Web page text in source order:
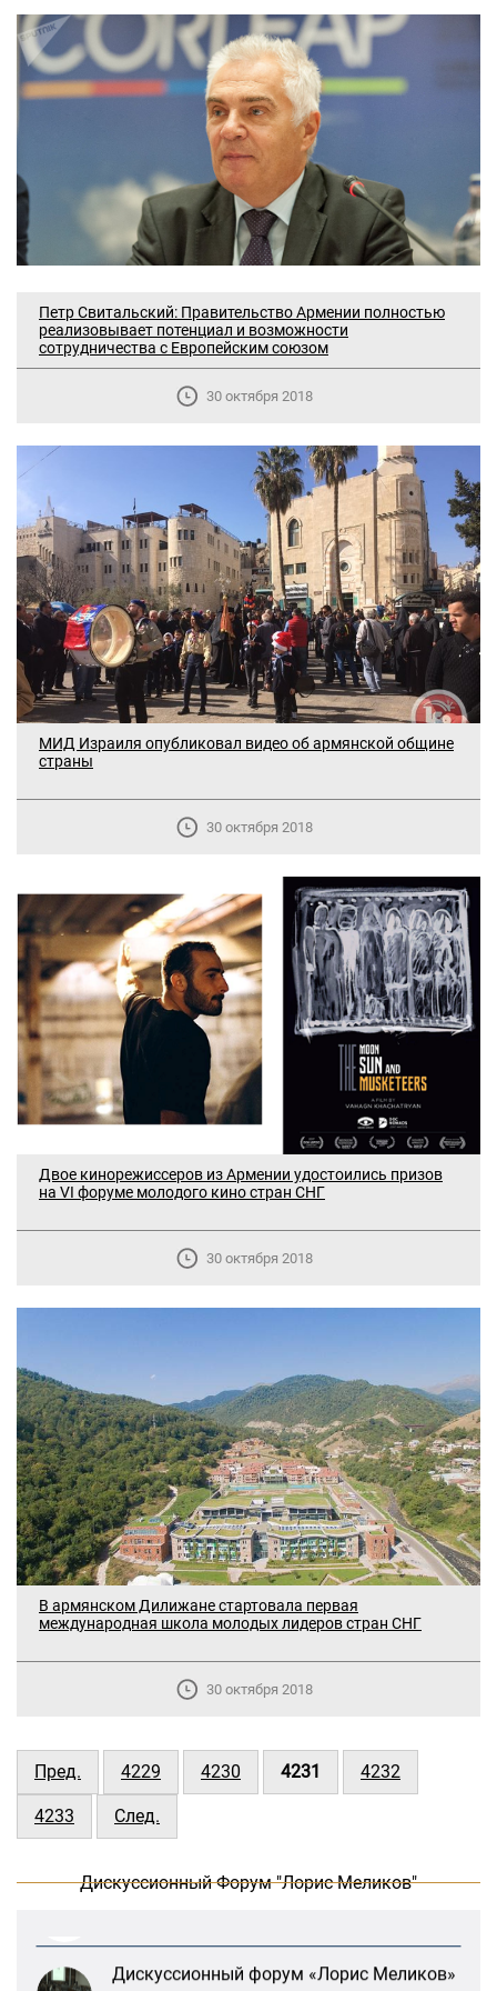
Петр Свитальский: Правительство Армении полностью
реализовывает потенциал и возможности
сотрудничества с Европейским союзом
30 октября 2018
МИД Израиля опубликовал видео об армянской общине
страны
30 октября 2018
Двое кинорежиссеров из Армении удостоились призов
на VI форуме молодого кино стран СНГ
30 октября 2018
В армянском Дилижане стартовала первая
международная школа молодых лидеров стран СНГ
30 октября 2018
Пред. 4229 4230 4231 4232
4233 След.
Дискуссионный Форум "Лорис Меликов"
дискуссионного форума «Лорис
Меликов» на тему: «ООН и
предотвращение геноцидов»
деятельность
вышел в долгосрочное плавание